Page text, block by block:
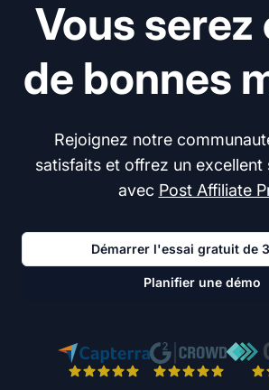
Vous serez
de bonnes
Rejoignez notre
satisfaits et offrez un
avec Post Affiliate
Démarrer l'essai gratuit de
Planifier une démo